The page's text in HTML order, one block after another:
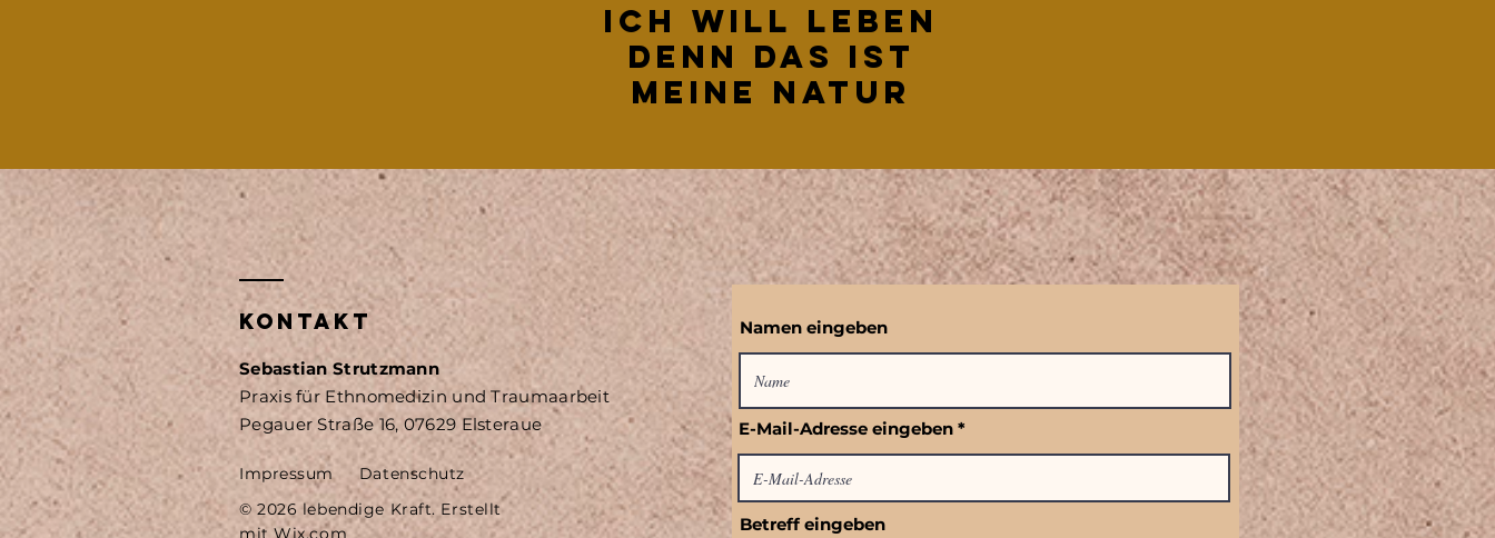
ich will leben
denn das ist
meine natur
KONTAKT
Sebastian Strutzmann
Praxis für Ethnomedizin und Traumaarbeit
Pegauer Straße 16, 07629 Elsteraue
Impressum
Datenschutz
© 2026 lebendige Kraft. Erstellt
mitWix.com
Namen eingeben
E-Mail-Adresse eingeben
Betreff eingeben